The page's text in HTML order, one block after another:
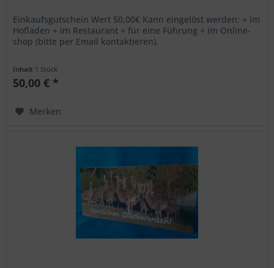
Einkaufsgutschein Wert 50,00€ Kann eingelöst werden: + im
Hofladen + im Restaurant + für eine Führung + im Online-
shop (bitte per Email kontaktieren).
Inhalt 1 Stück
50,00 € *
Merken